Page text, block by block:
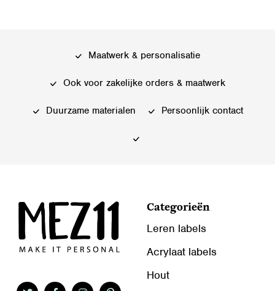
Maatwerk & personalisatie
Ook voor zakelijke orders & maatwerk
Duurzame materialen Persoonlijk contact
Categorieën
Leren labels
Acrylaat labels
Hout